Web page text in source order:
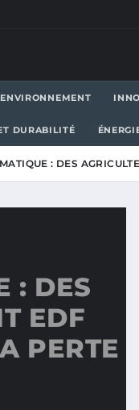
ENVIRONNEMENT
DURABILITÉ
: DES
: DES
EDF
PERTE